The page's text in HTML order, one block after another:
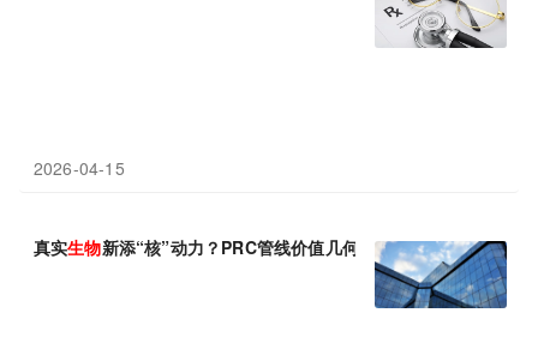
2026-04-15
真实生物新添“核”动力？PRC管线价值几何